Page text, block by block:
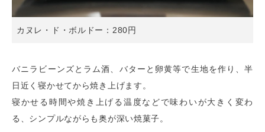
カヌレ・ド・ボルドー：280円
バニラビーンズとラム酒、バターと卵黄等で生地を作り、半
日近く寝かせてから焼き上げます。
寝かせる時間や焼き上げる温度などで味わいが大きく変わ
る、シンプルながらも奥が深い焼菓子。